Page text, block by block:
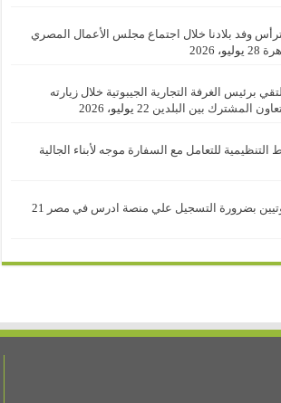
وفد بلادنا خلال اجتماع مجلس الأعمال المصري
28 يوليو، 2026
برئيس الغرفة التجارية الجيبوتية خلال زيارته
المشترك بين البلدين 22 يوليو، 2026
للتعامل مع السفارة موجه لأبناء الجالية
بضرورة التسجيل علي منصة ادرس في مصر
21